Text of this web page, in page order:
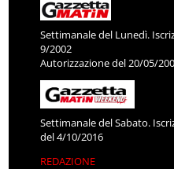
Settimanale del Lunedì.
9/2002
Autorizzazione del 20/05/
Settimanale del Sabato.
del 4/10/2016
REDAZIONE